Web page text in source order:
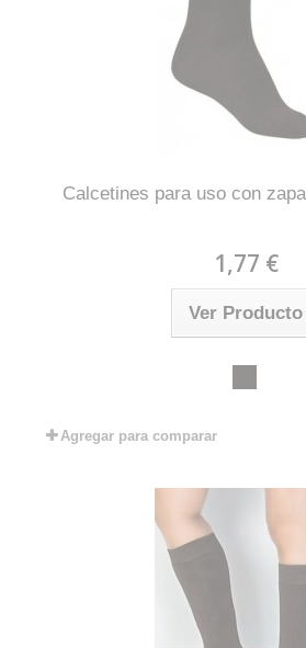
Calcetines para uso con
1,77 €
Ver Producto
Agregar para comparar